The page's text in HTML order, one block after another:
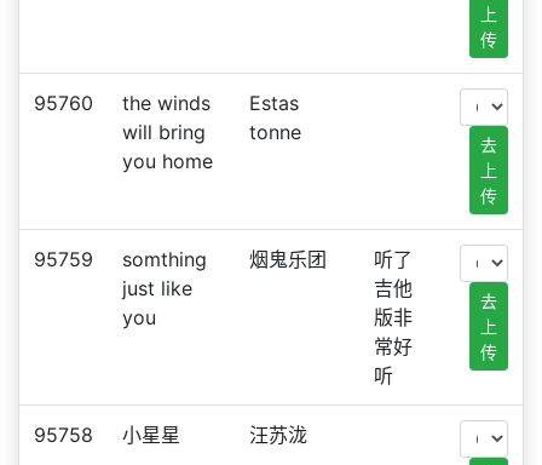
上
传
95760
the winds
will bring
you home
Estas
tonne
去
上
传
95759
somthing
just like
you
烟鬼乐团
听了
吉他
版非
常好
听
去
上
传
95758 小星星 汪苏泷